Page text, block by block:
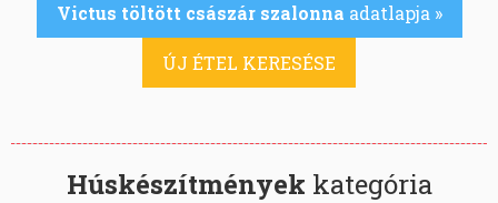
Victus töltött császár szalonna adatlapja »
ÚJ ÉTEL KERESÉSE
Húskészítmények kategória